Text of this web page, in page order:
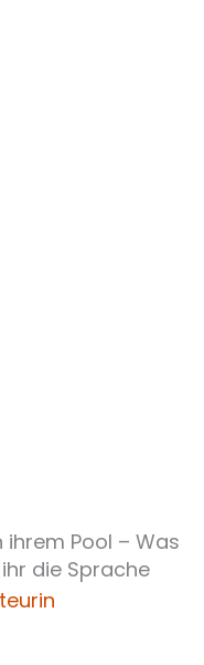
Pool – Was
die Sprache